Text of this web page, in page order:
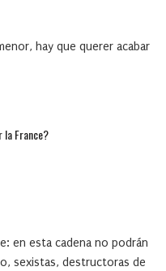
hay que querer acabar
la France?
en esta cadena no podrán
sexistas, destructoras de